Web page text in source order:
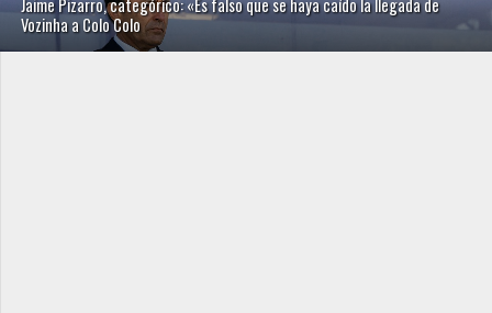
Jaime Pizarro, categórico: «Es falso que se haya caído la llegada de
Vozinha a Colo Colo